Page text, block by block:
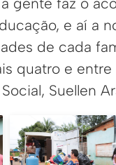
e aí a
de cada
quatro e
Suellen